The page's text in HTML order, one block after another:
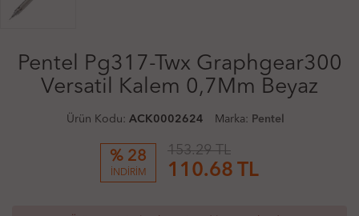
Pentel Pg317-Twx Graphgear300
Versatil Kalem 0,7Mm Beyaz
Ürün Kodu: ACK0002624 Marka: Pentel
% 28
İNDİRİM
153.29 TL
110.68 TL